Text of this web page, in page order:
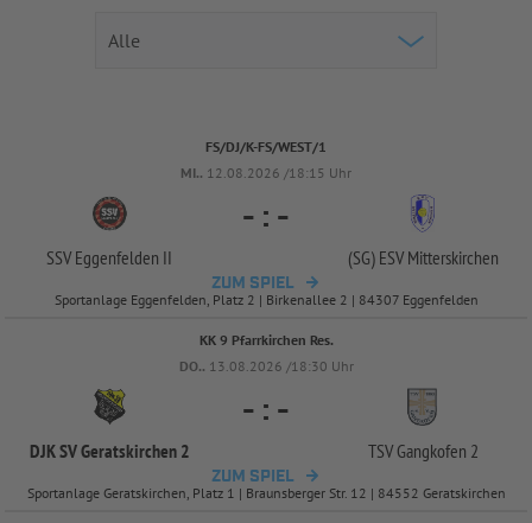
FS/DJ/K-FS/WEST/1
MI.. 12.08.2026 /18:15 Uhr
SSV Eggenfelden II
- : -
(SG) ESV Mitterskirchen
ZUM SPIEL
Sportanlage Eggenfelden, Platz 2 | Birkenallee 2 | 84307 Eggenfelden
KK 9 Pfarrkirchen Res.
DO.. 13.08.2026 /18:30 Uhr
DJK SV Geratskirchen 2
- : -
TSV Gangkofen 2
ZUM SPIEL
Sportanlage Geratskirchen, Platz 1 | Braunsberger Str. 12 | 84552 Geratskirchen